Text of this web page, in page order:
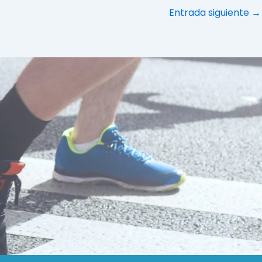
Entrada siguiente →